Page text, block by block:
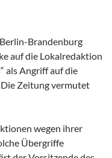
Brandenburg
auf die Lokalredaktion
als Angriff auf die
Zeitung vermutet
wegen ihrer
Übergriffe